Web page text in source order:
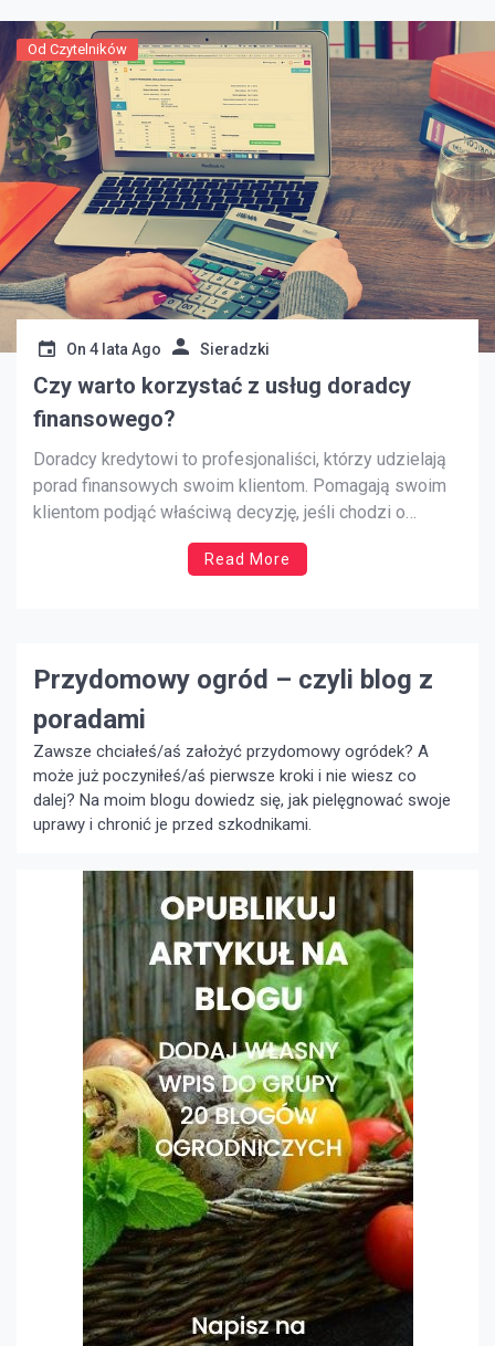
Od Czytelników
On 4 lata Ago Sieradzki
Czy warto korzystać z usług doradcy
finansowego?
Doradcy kredytowi to profesjonaliści, którzy udzielają
porad finansowych swoim klientom. Pomagają swoim
klientom podjąć właściwą decyzję, jeśli chodzi o
kredyty, kredyty hipoteczne i gotówkowe. Istnieje wiele
różnych rodzajów doradców kredytowych, takich jak
Read More
Przydomowy ogród – czyli blog z
poradami
Zawsze chciałeś/aś założyć przydomowy ogródek? A
może już poczyniłeś/aś pierwsze kroki i nie wiesz co
dalej? Na moim blogu dowiedz się, jak pielęgnować swoje
uprawy i chronić je przed szkodnikami.